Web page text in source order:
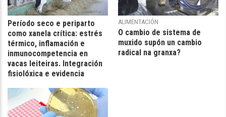
Período seco e periparto
como xanela crítica: estrés
térmico, inflamación e
inmunocompetencia en
vacas leiteiras. Integración
fisiolóxica e evidencia
ALIMENTACIÓN
O cambio de sistema de
muxido supón un cambio
radical na granxa?